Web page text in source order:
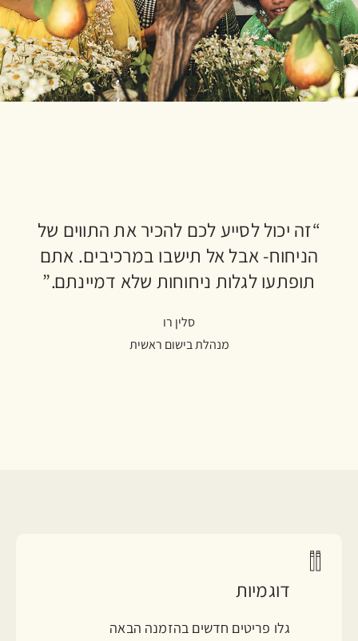
“זה יכול לסייע לכם להכיר את התווים של
הניחוח- אבל אל תישבו במרכיבים. אתם
תופתעו לגלות ניחוחות שלא דמיינתם.”
סלין רו
מנהלת בישום ראשית
דוגמיות
גלו פריטים חדשים בהזמנה הבאה